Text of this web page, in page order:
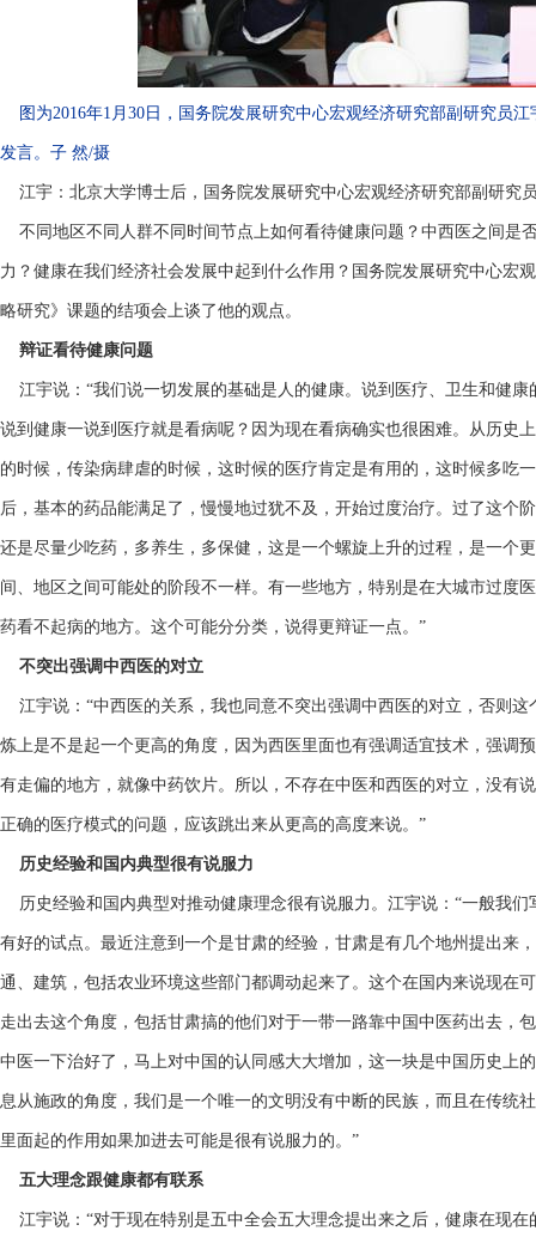
图为2016年1月30日，国务院发展研究中心宏观经济研究部副研究员
发言。子 然/摄
江宇：北京大学博士后，国务院发展研究中心宏观经济研究部副研究
不同地区不同人群不同时间节点上如何看待健康问题？中西医之间是
力？健康在我们经济社会发展中起到什么作用？国务院发展研究中心宏
略研究》课题的结项会上谈了他的观点。
辩证看待健康问题
江宇说：“我们说一切发展的基础是人的健康。说到医疗、卫生和健
说到健康一说到医疗就是看病呢？因为现在看病确实也很困难。从历史
的时候，传染病肆虐的时候，这时候的医疗肯定是有用的，这时候多吃
后，基本的药品能满足了，慢慢地过犹不及，开始过度治疗。过了这个
还是尽量少吃药，多养生，多保健，这是一个螺旋上升的过程，是一个
间、地区之间可能处的阶段不一样。有一些地方，特别是在大城市过度
药看不起病的地方。这个可能分分类，说得更辩证一点。”
不突出强调中西医的对立
江宇说：“中西医的关系，我也同意不突出强调中西医的对立，否则
炼上是不是起一个更高的角度，因为西医里面也有强调适宜技术，强调
有走偏的地方，就像中药饮片。所以，不存在中医和西医的对立，没有
正确的医疗模式的问题，应该跳出来从更高的高度来说。”
历史经验和国内典型很有说服力
历史经验和国内典型对推动健康理念很有说服力。江宇说：“一般我
有好的试点。最近注意到一个是甘肃的经验，甘肃是有几个地州提出来
通、建筑，包括农业环境这些部门都调动起来了。这个在国内来说现在
走出去这个角度，包括甘肃搞的他们对于一带一路靠中国中医药出去，
中医一下治好了，马上对中国的认同感大大增加，这一块是中国历史上
息从施政的角度，我们是一个唯一的文明没有中断的民族，而且在传统
里面起的作用如果加进去可能是很有说服力的。”
五大理念跟健康都有联系
江宇说：“对于现在特别是五中全会五大理念提出来之后，健康在现